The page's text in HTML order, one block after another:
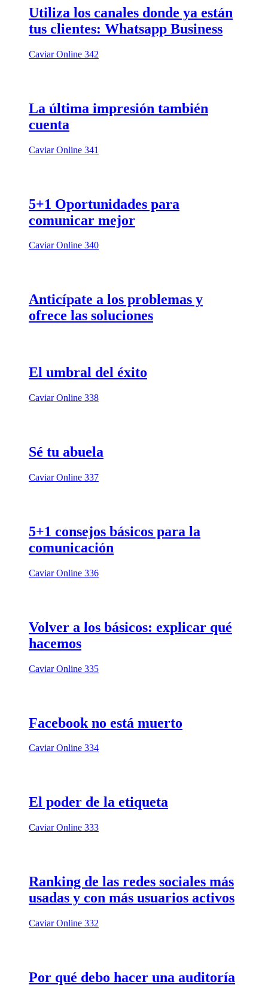
Utiliza los canales donde ya están
tus clientes: Whatsapp Business
Caviar Online 342
La última impresión también
cuenta
Caviar Online 341
5+1 Oportunidades para
comunicar mejor
Caviar Online 340
Anticípate a los problemas y
ofrece las soluciones
El umbral del éxito
Caviar Online 338
Sé tu abuela
Caviar Online 337
5+1 consejos básicos para la
comunicación
Caviar Online 336
Volver a los básicos: explicar qué
hacemos
Caviar Online 335
Facebook no está muerto
Caviar Online 334
El poder de la etiqueta
Caviar Online 333
Ranking de las redes sociales más
usadas y con más usuarios activos
Caviar Online 332
Por qué debo hacer una auditoría